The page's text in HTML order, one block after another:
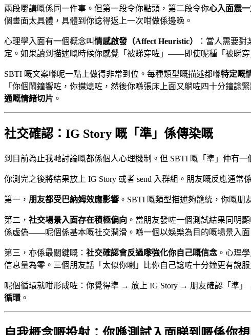
兩段嘢講嘅係同一件事。但第一段令你點頭，第二段令你心入面震
個畫面太具體，具體到你諗得返上一次咁做係邊晚。
心理學入面有一個概念叫情感啟發（Affect Heuristic） ：當人需要
定。如果讀到描述嘅時候你感覺「被睇穿咗」——即使呢種「被睇
SBTI 嘅文案喺呢一點上做得非常到位。每種類型嘅描述都喺特定嘅
「你個鬧鐘響咗，你㩒熄咗，然後你喺張床上面又躺咗四十分鐘
通嘅情緒切片 。
社交確認：IG Story 嘅「準」係傳染嘅
到目前為止我哋討論嘅都係個人心理機制。但 SBTI 嘅「準」仲有一
你測完之後將結果放上 IG Story 或者 send 入群組。朋友嘅反應通
第一， 朋友都受巴納姆效應影響 。SBTI 嘅類型描述夠籠統，你嘅
第二， 社交場景入面存在積極偏向 。當朋友發咗一個測試結果同明
係虛偽——呢個係基本嘅社交潤滑。喺一個以娛樂為目的嘅場景入
第三，亦係最關鍵嘅： 社交確認會反過嚟強化你自己嘅信念。心理
信息量為零。三個朋友話「太似你喇」比你自己諗咗十分鐘更有說
呢個循環就咁形成咗：你覺得準 → 放上 IG Story → 朋友確認「
循環 。